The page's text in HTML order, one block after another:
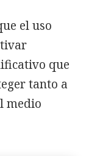
el uso
que
tanto a
medio